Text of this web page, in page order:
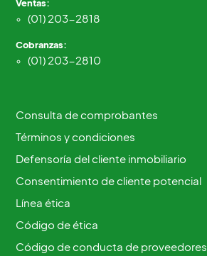
Ventas:
(01) 203-2818
Cobranzas:
(01) 203-2810
Consulta de comprobantes
Términos y condiciones
Defensoría del cliente inmobiliario
Consentimiento de cliente potencial
Línea ética
Código de ética
Código de conducta de proveedores